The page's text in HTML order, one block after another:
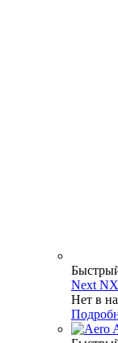
Next
Нет в